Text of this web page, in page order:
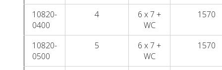
10820-
0400
4
6 x 7 +
WC
1570
10820-
0500
5
6 x 7 +
WC
1570